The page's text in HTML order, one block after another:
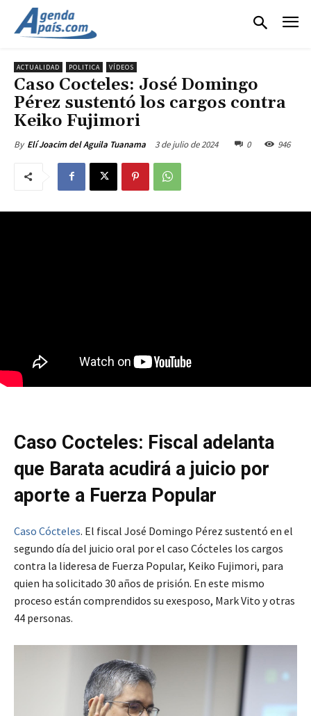
ACTUALIDAD POLITICA VÍDEOS
Caso Cocteles: José Domingo
Pérez sustentó los cargos contra
Keiko Fujimori
By Elí Joacim del Aguila Tuanama 3 de julio de 2024 0 946
Caso Cocteles: Fiscal adelanta
que Barata acudirá a juicio por
aporte a Fuerza Popular
Caso Cócteles. El fiscal José Domingo Pérez sustentó en el
segundo día del juicio oral por el caso Cócteles los cargos
contra la lideresa de Fuerza Popular, Keiko Fujimori, para
quien ha solicitado 30 años de prisión. En este mismo
proceso están comprendidos su exesposo, Mark Vito y otras
44 personas.